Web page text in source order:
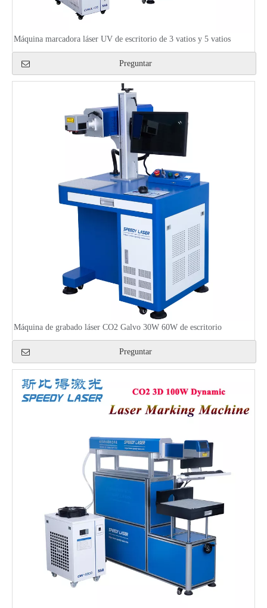
Máquina marcadora láser UV de escritorio de 3 vatios y 5 vatios
Preguntar
Máquina de grabado láser CO2 Galvo 30W 60W de escritorio
Preguntar